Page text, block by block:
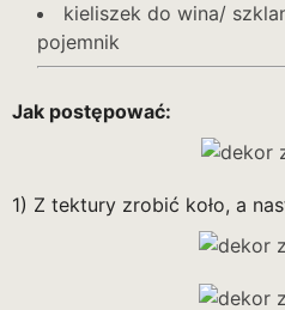
kieliszek do wina/
pojemnik
Jak postępować:
1) Z tektury zrobić koło, a